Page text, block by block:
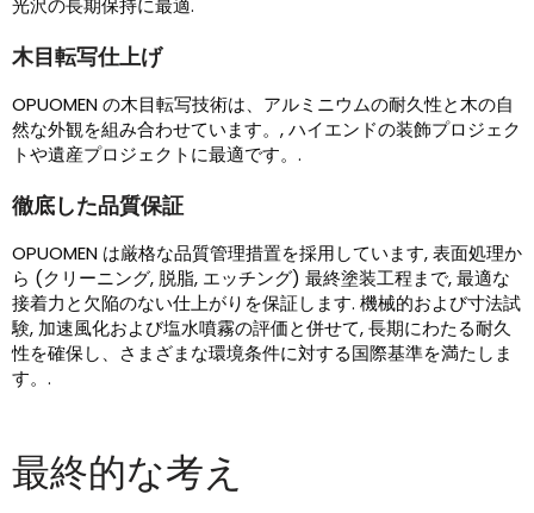
光沢の長期保持に最適.
木目転写仕上げ
OPUOMEN の木目転写技術は、アルミニウムの耐久性と木の自
然な外観を組み合わせています。, ハイエンドの装飾プロジェク
トや遺産プロジェクトに最適です。.
徹底した品質保証
OPUOMEN は厳格な品質管理措置を採用しています, 表面処理か
ら (クリーニング, 脱脂, エッチング) 最終塗装工程まで, 最適な
接着力と欠陥のない仕上がりを保証します. 機械的および寸法試
験, 加速風化および塩水噴霧の評価と併せて, 長期にわたる耐久
性を確保し、さまざまな環境条件に対する国際基準を満たしま
す。.
最終的な考え